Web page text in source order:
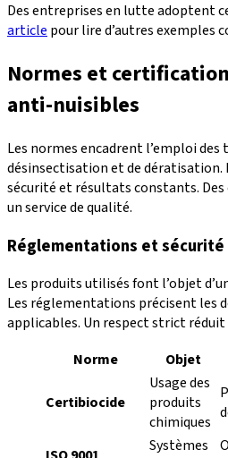
Des entreprises en lutte adoptent
article pour lire d’autres exemples
Normes et
anti-nuisibles
Les normes encadrent l’emploi des
désinsectisation et de dératisation.
sécurité et résultats constants.
un service de qualité.
Réglementations et sécurité
Les produits utilisés font l’objet
Les réglementations précisent les
applicables. Un respect strict réduit
Norme
Objet
Certibiocide
Usage des
produits
chimiques
Systèmes